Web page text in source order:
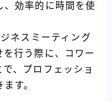
効率的に時間を使
ネスミーティング
行う際に、コワー
、プロフェッショ
す。